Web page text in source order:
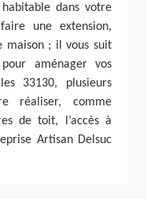
dans votre
une extension,
maison ; il vous suit
aménager vos
33130, plusieurs
réaliser, comme
de toit, l’accès à
Artisan Delsuc